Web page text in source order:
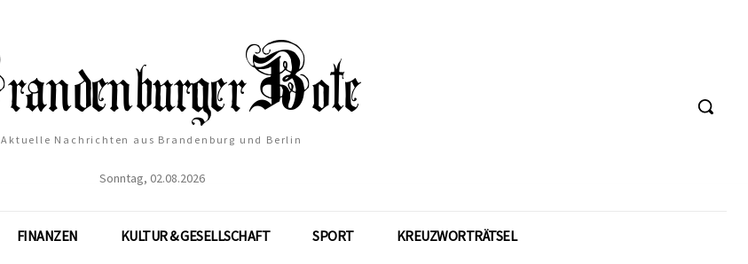
Aktuelle Nachrichten aus Brandenburg und Berlin
Sonntag, 02.08.2026
FINANZEN KULTUR & GESELLSCHAFT SPORT KREUZWORTRÄTSEL